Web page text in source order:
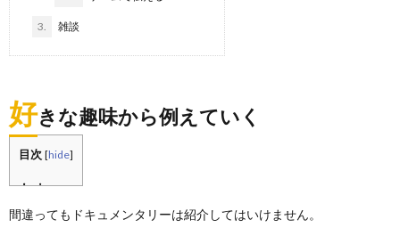
3. 雑談
好きな趣味から例えていく
目次 [hide]
間違ってもドキュメンタリーは紹介してはいけません。